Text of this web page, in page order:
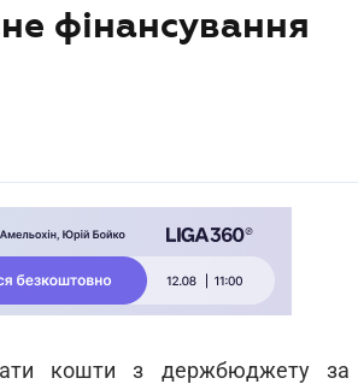
фінансування
кошти з держбюджету за